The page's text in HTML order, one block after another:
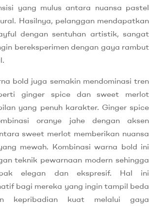
yang mulus antara nuansa pastel
Hasilnya, pelanggan mendapatkan
dengan sentuhan artistik, sangat
bereksperimen dengan gaya rambut
bold juga semakin mendominasi tren
ginger spice dan sweet merlot
yang penuh karakter. Ginger spice
oranye jahe dengan aksen
sweet merlot memberikan nuansa
mewah. Kombinasi warna bold ini
teknik pewarnaan modern sehingga
elegan dan ekspresif. Hal ini
bagi mereka yang ingin tampil beda
kepribadian kuat melalui gaya